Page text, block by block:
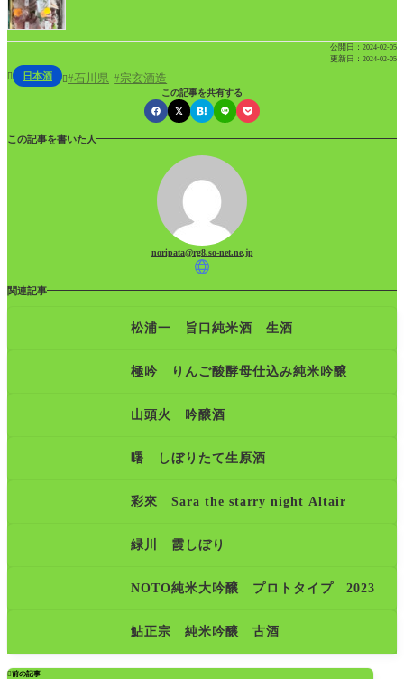
 日本酒  石川県 宗玄酒造
公開日： 2024-02-05
更新日： 2024-02-05
この記事を共有する
この記事を書いた人
noripata@rg8.so-net.ne.jp
関連記事
松浦一 旨口純米酒 生酒
極吟 りんご酸酵母仕込み純米吟醸
山頭火 吟醸酒
曙 しぼりたて生原酒
彩來 Sara the starry night Altair
緑川 霞しぼり
NOTO純米大吟醸 プロトタイプ 2023
鮎正宗 純米吟醸 古酒
前の記事